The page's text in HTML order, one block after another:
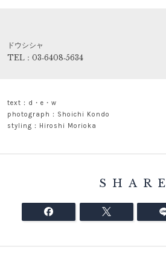
ドウシシャ
TEL：03‐6408‐5634
text：d・e・w
photograph：Shoichi Kondo
styling：Hiroshi Morioka
SHARE